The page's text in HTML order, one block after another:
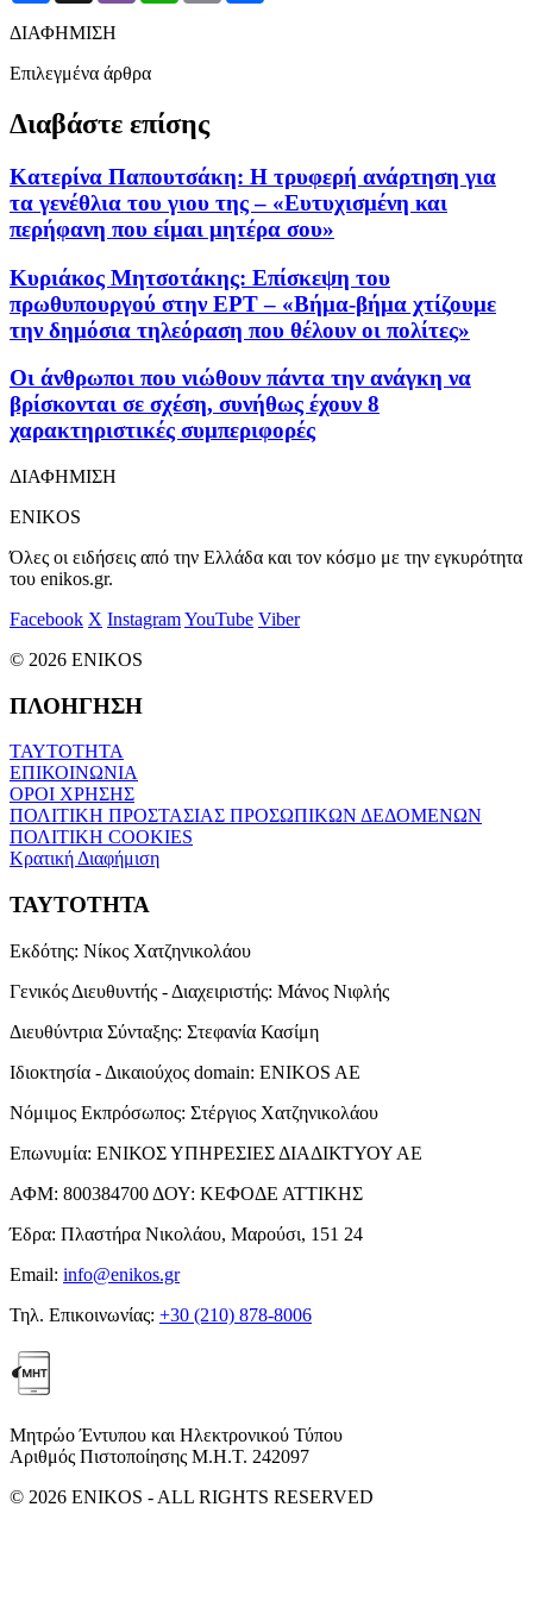
ΔΙΑΦΗΜΙΣΗ
Επιλεγμένα άρθρα
Διαβάστε επίσης
Κατερίνα Παπουτσάκη: Η τρυφερή ανάρτηση για
τα γενέθλια του γιου της – «Ευτυχισμένη και
περήφανη που είμαι μητέρα σου»
Κυριάκος Μητσοτάκης: Επίσκεψη του
πρωθυπουργού στην ΕΡΤ – «Βήμα-βήμα χτίζουμε
την δημόσια τηλεόραση που θέλουν οι πολίτες»
Οι άνθρωποι που νιώθουν πάντα την ανάγκη να
βρίσκονται σε σχέση, συνήθως έχουν 8
χαρακτηριστικές συμπεριφορές
ΔΙΑΦΗΜΙΣΗ
ENIKOS
Όλες οι ειδήσεις από την Ελλάδα και τον κόσμο με την εγκυρότητα
του enikos.gr.
Facebook X InstagramYouTube Viber
© 2026 ENIKOS
ΠΛΟΗΓΗΣΗ
ΤΑΥΤΟΤΗΤΑ
ΕΠΙΚΟΙΝΩΝΙΑ
ΟΡΟΙ ΧΡΗΣΗΣ
ΠΟΛΙΤΙΚΗ ΠΡΟΣΤΑΣΙΑΣ ΠΡΟΣΩΠΙΚΩΝ ΔΕΔΟΜΕΝΩΝ
ΠΟΛΙΤΙΚΗ COOKIES
Κρατική Διαφήμιση
ΤΑΥΤΟΤΗΤΑ
Εκδότης: Νίκος Χατζηνικολάου
Γενικός Διευθυντής - Διαχειριστής: Μάνος Νιφλής
Διευθύντρια Σύνταξης: Στεφανία Κασίμη
Ιδιοκτησία - Δικαιούχος domain: ENIKOS AE
Νόμιμος Εκπρόσωπος: Στέργιος Χατζηνικολάου
Επωνυμία: ΕΝΙΚΟΣ ΥΠΗΡΕΣΙΕΣ ΔΙΑΔΙΚΤΥΟΥ ΑΕ
ΑΦΜ: 800384700 ΔΟΥ: ΚΕΦΟΔΕ ΑΤΤΙΚΗΣ
Έδρα: Πλαστήρα Νικολάου, Μαρούσι, 151 24
Email: info@enikos.gr
Τηλ. Επικοινωνίας: +30 (210) 878-8006
Μητρώο Έντυπου και Ηλεκτρονικού Τύπου
Αριθμός Πιστοποίησης Μ.Η.Τ. 242097
© 2026 ENIKOS - ALL RIGHTS RESERVED